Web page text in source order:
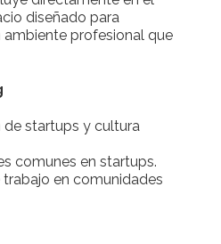
diseñado para
profesional que
de startups y cultura
comunes en startups.
en comunidades